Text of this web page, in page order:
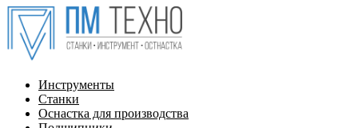
Инструменты
Станки
Оснастка для производства